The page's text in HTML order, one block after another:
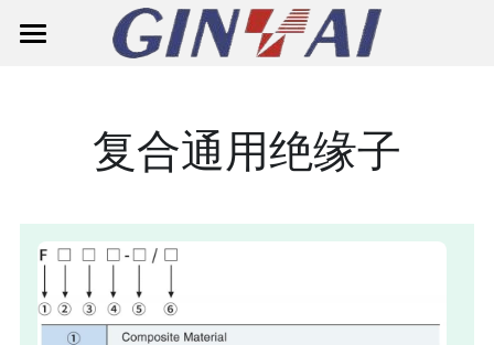
产品中心
智能仪表
三相智能表
断路器
解决方案
搜索
复合通用绝缘子